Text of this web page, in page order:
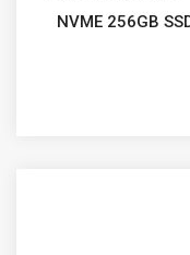
NVME 256GB